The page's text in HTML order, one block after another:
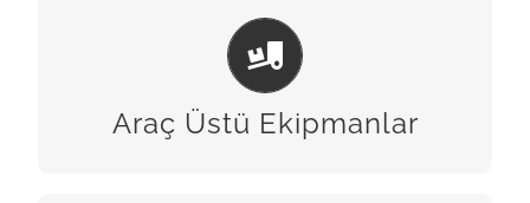
Araç Üstü Ekipmanlar
ARAÇ ÜSTÜ EKIPMANLAR